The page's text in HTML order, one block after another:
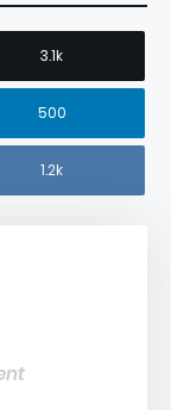
3.1k
500
1.2k